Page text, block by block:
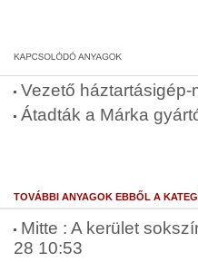
Vezető
Átadták a Márka
TOVÁBBI ANYAGOK EBBŐL A
Mitte : A kerület
28 10:53